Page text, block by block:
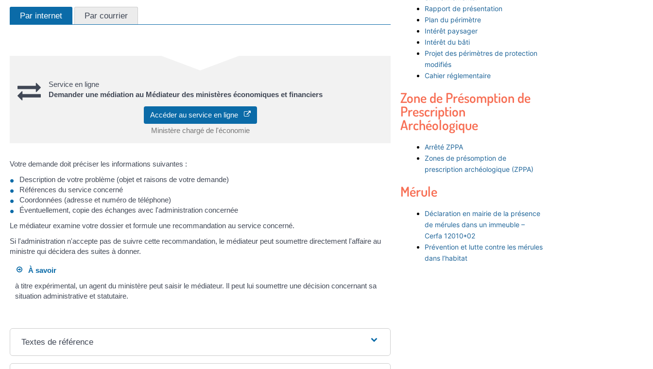
Par internet Par courrier
Service en ligne
Demander une médiation au Médiateur des ministères économiques et financiers
Accéder au service en ligne
Ministère chargé de l'économie
Votre demande doit préciser les informations suivantes :
Description de votre problème (objet et raisons de votre demande)
Références du service concerné
Coordonnées (adresse et numéro de téléphone)
Éventuellement, copie des échanges avec l'administration concernée
Le médiateur examine votre dossier et formule une recommandation au service concerné.
Si l'administration n'accepte pas de suivre cette recommandation, le médiateur peut soumettre directement l'affaire au
ministre qui décidera des suites à donner.
À savoir
à titre expérimental, un agent du ministère peut saisir le médiateur. Il peut lui soumettre une décision concernant sa
situation administrative et statutaire.
Textes de référence
Rapport de présentation
Plan du périmètre
Intérêt paysager
Intérêt du bâti
Projet des périmètres de protection
modifiés
Cahier réglementaire
Zone de Présomption de
Prescription
Archéologique
Arrêté ZPPA
Zones de présomption de
prescription archéologique (ZPPA)
Mérule
Déclaration en mairie de la présence
de mérules dans un immeuble –
Cerfa 12010*02
Prévention et lutte contre les mérules
dans l’habitat